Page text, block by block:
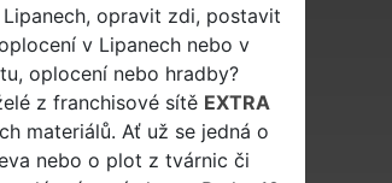
opravit zdi, postavit
v Lipanech nebo v
oplocení nebo hradby?
z franchisové sítě EXTRA
materiálů. Ať už se jedná o
nebo o plot z tvárnic či